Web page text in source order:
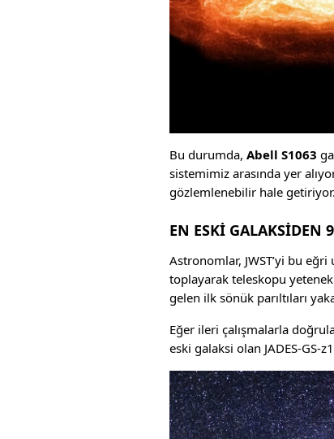
Bu durumda, Abell S1063
sistemimiz arasında yer
gözlemlenebilir hale getiriyor.
EN ESKİ GALAKSİDEN
Astronomlar, JWST’yi bu
toplayarak teleskopu
gelen ilk sönük parıltıları
Eğer ileri çalışmalarla
eski galaksi olan JADES-GS-